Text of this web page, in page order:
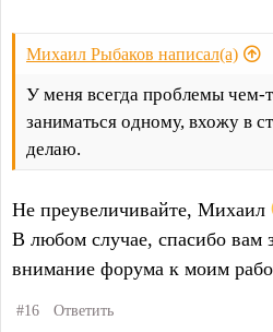
Михаил Рыбаков написал(а)
У меня всегда проблемы чем-
заниматься одному, вхожу в
делаю.
Не преувеличивайте, Михаил
В любом случае, спасибо вам
внимание форума к моим
#16 Ответить